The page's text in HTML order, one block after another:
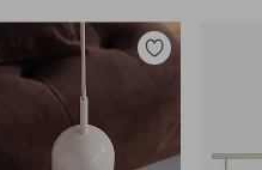
Zu